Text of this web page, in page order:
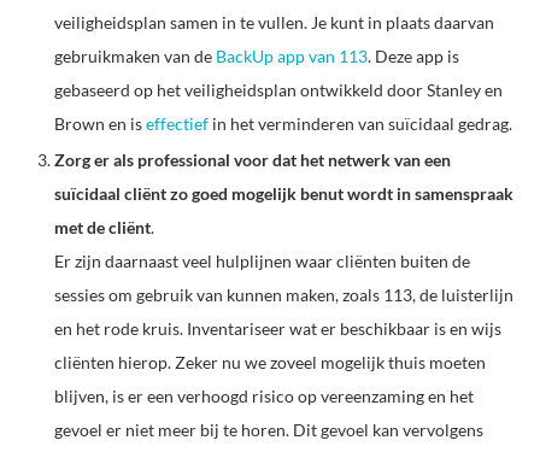
veiligheidsplan samen in te vullen. Je kunt in plaats daarvan
gebruikmaken van de BackUp app van 113. Deze app is
gebaseerd op het veiligheidsplan ontwikkeld door Stanley en
Brown en iseffectief in het verminderen van suïcidaal gedrag.
Zorg er als professional voor dat het netwerk van een
suïcidaal cliënt zo goed mogelijk benut wordt in samenspraak
met de cliënt.
Er zijn daarnaast veel hulplijnen waar cliënten buiten de
sessies om gebruik van kunnen maken, zoals 113, de luisterlijn
en het rode kruis. Inventariseer wat er beschikbaar is en wijs
cliënten hierop. Zeker nu we zoveel mogelijk thuis moeten
blijven, is er een verhoogd risico op vereenzaming en het
gevoel er niet meer bij te horen. Dit gevoel kan vervolgens